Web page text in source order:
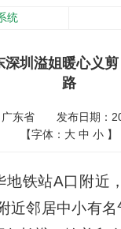
统
深圳溢姐暖心义
路
东省
发布日期：
【字体： 大 中 小 】
地铁站A口附近
近邻居中小有名